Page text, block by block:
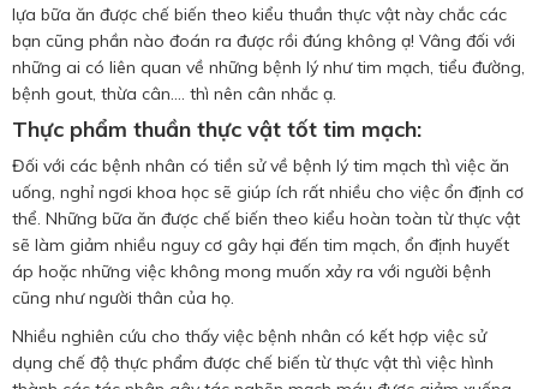
lựa bữa ăn được chế biến theo kiểu thuần thực vật này chắc các
bạn cũng phần nào đoán ra được rồi đúng không ạ! Vâng đối với
những ai có liên quan về những bệnh lý như tim mạch, tiểu đường,
bệnh gout, thừa cân.... thì nên cân nhắc ạ.
Thực phẩm thuần thực vật tốt tim mạch:
Đối với các bệnh nhân có tiền sử về bệnh lý tim mạch thì việc ăn
uống, nghỉ ngơi khoa học sẽ giúp ích rất nhiều cho việc ổn định cơ
thể. Những bữa ăn được chế biến theo kiểu hoàn toàn từ thực vật
sẽ làm giảm nhiều nguy cơ gây hại đến tim mạch, ổn định huyết
áp hoặc những việc không mong muốn xảy ra với người bệnh
cũng như người thân của họ.
Nhiều nghiên cứu cho thấy việc bệnh nhân có kết hợp việc sử
dụng chế độ thực phẩm được chế biến từ thực vật thì việc hình